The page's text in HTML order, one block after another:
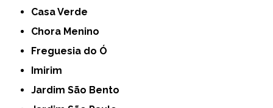
Casa Verde
Chora Menino
Freguesia do Ó
Imirim
Jardim São Bento